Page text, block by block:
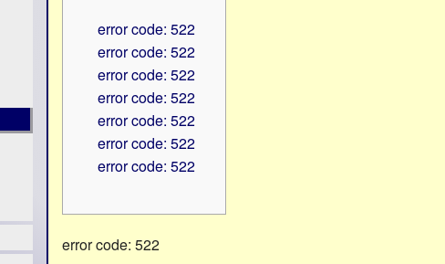
error code: 522
error code: 522
error code: 522
error code: 522
error code: 522
error code: 522
error code: 522
error code: 522